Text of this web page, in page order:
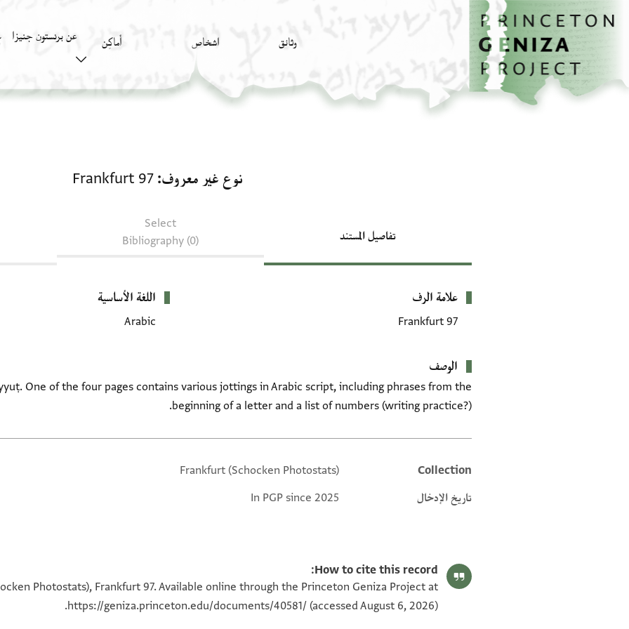
تخطي إلى المحتوى الرئيسي
الصفحة الرئيسية
وثائق اشخاص أَماكِن عن برنستون جنيزا
نوع غير معروف Frankfurt 97
تفاصيل المستند
Select
Bibliography (0)
بيانات التعريف
علامة الرف
Frankfurt 97
اللغة الأساسية
Arabic
الوصف
One of the four pages contains various jottings in Arabic script, including phrases from the
beginning of a letter and a list of numbers (writing practice?).
Additional metadata
Collection
Frankfurt (Schocken Photostats)
تاريخ الإدخال
In PGP since 2025
How to cite this record:
Photostats), Frankfurt 97. Available online through the Princeton Geniza Project at
https://geniza.princeton.edu/documents/40581/ (accessed August 6, 2026).